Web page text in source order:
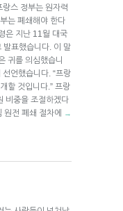
스 정부는 원자력
는 폐쇄해야 한다
은 지난 11월 대국
발표했습니다. 이 말
귀를 의심했습니
언했습니다. “프랑
할 것입니다.” 프랑
비중을 조절하겠다
전 폐쇄 절차에
→